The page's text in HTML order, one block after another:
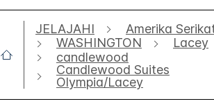
JELAJAHI
Amerika
WASHINGTON
Lacey
candlewood
Candlewood Suites
Olympia/Lacey